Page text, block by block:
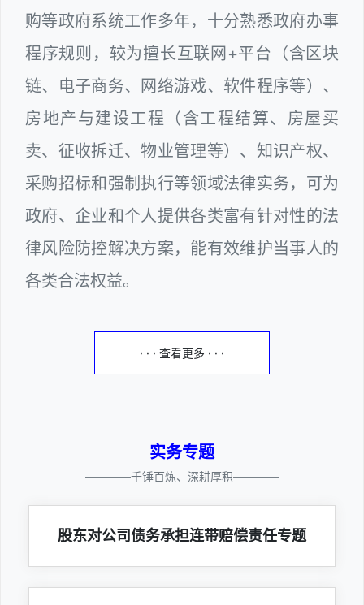
购等政府系统工作多年，十分熟悉政府办事
程序规则，较为擅长互联网+平台（含区块
链、电子商务、网络游戏、软件程序等）、
房地产与建设工程（含工程结算、房屋买
卖、征收拆迁、物业管理等）、知识产权、
采购招标和强制执行等领域法律实务，可为
政府、企业和个人提供各类富有针对性的法
律风险防控解决方案，能有效维护当事人的
各类合法权益。
· · · 查看更多 · · ·
实务专题
————千锤百炼、深耕厚积————
股东对公司债务承担连带赔偿责任专题